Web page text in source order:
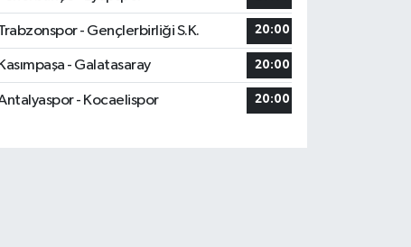
- Gençlerbirliği S.K. 20:00
Kasımpaşa - Galatasaray 20:00
- Kocaelispor 20:00